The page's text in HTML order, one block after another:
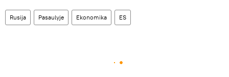
Rusija Pasaulyje Ekonomika ES